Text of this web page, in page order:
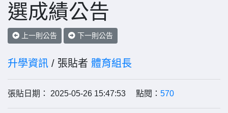
選成績公告
上一則公告 下一則公告
升學資訊 / 張貼者 體育組長
張貼日期： 2025-05-26 15:47:53 點閱： 570